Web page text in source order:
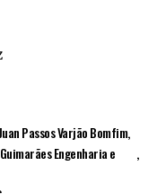
Passos Varjão Bomfim
Engenharia e